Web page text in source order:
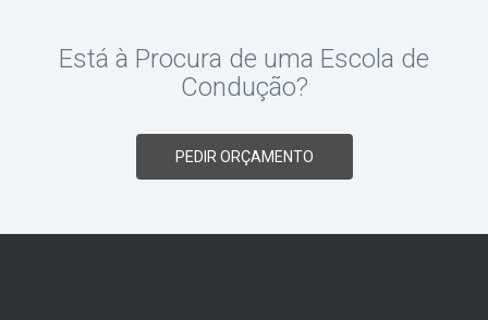
Está à Procura de uma Escola de
Condução?
PEDIR ORÇAMENTO